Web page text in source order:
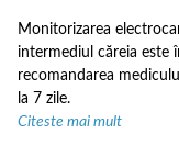
Monitorizarea
intermediul căreia este
recomandarea
la 7 zile.
Citeste mai mult